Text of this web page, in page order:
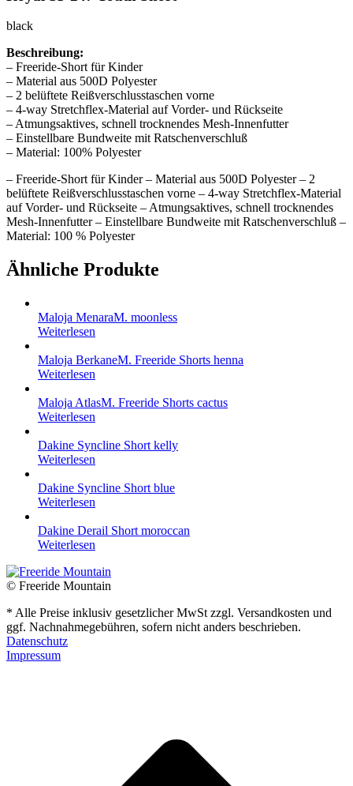
black
Beschreibung:
– Freeride-Short für Kinder
– Material aus 500D Polyester
– 2 belüftete Reißverschlusstaschen vorne
– 4-way Stretchflex-Material auf Vorder- und Rückseite
– Atmungsaktives, schnell trocknendes Mesh-Innenfutter
– Einstellbare Bundweite mit Ratschenverschluß
– Material: 100% Polyester
– Freeride-Short für Kinder – Material aus 500D Polyester – 2
belüftete Reißverschlusstaschen vorne – 4-way Stretchflex-Material
auf Vorder- und Rückseite – Atmungsaktives, schnell trocknendes
Mesh-Innenfutter – Einstellbare Bundweite mit Ratschenverschluß –
Material: 100 % Polyester
Ähnliche Produkte
Maloja MenaraM. moonless
Weiterlesen
Maloja BerkaneM. Freeride Shorts henna
Weiterlesen
Maloja AtlasM. Freeride Shorts cactus
Weiterlesen
Dakine Syncline Short kelly
Weiterlesen
Dakine Syncline Short blue
Weiterlesen
Dakine Derail Short moroccan
Weiterlesen
© Freeride Mountain
* Alle Preise inklusiv gesetzlicher MwSt zzgl. Versandkosten und
ggf. Nachnahmegebühren, sofern nicht anders beschrieben.
Datenschutz
Impressum